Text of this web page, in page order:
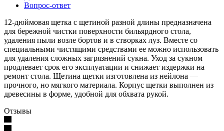
Вопрос-ответ
12-дюймовая щетка с щетиной разной длины предназначена
для бережной чистки поверхности бильярдного стола,
удаления пыли возле бортов и в створках луз. Вместе со
специальными чистящими средствами ее можно использовать
для удаления сложных загрязнений сукна. Уход за сукном
продлевает срок его эксплуатации и снижает издержки на
ремонт стола. Щетина щетки изготовлена из нейлона —
прочного, но мягкого материала. Корпус щетки выполнен из
древесины в форме, удобной для обхвата рукой.
Отзывы